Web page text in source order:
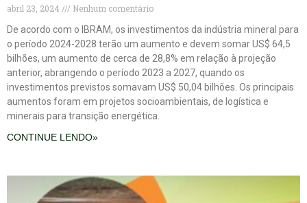
abril 23, 2024
Nenhum comentário
De acordo com o IBRAM, os investimentos da indústria mineral para
o período 2024-2028 terão um aumento e devem somar US$ 64,5
bilhões, um aumento de cerca de 28,8% em relação à projeção
anterior, abrangendo o período 2023 a 2027, quando os
investimentos previstos somavam US$ 50,04 bilhões. Os principais
aumentos foram em projetos socioambientais, de logística e
minerais para transição energética.
CONTINUE LENDO»